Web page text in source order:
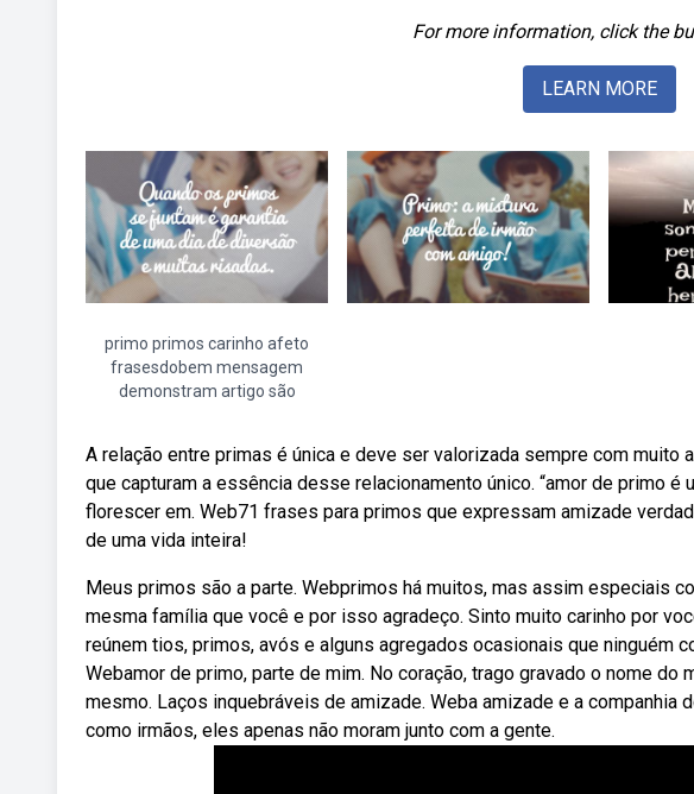
For more information, click the
LEARN MORE
primo primos carinho afeto
frasesdobem mensagem
demonstram artigo são
A relação entre primas é única e deve ser valorizada sempre com muito
que capturam a essência desse relacionamento único. “amor de primo é
florescer em. Web71 frases para primos que expressam amizade
de uma vida inteira!
Meus primos são a parte. Webprimos há muitos, mas assim especiais
mesma família que você e por isso agradeço. Sinto muito carinho por
reúnem tios, primos, avós e alguns agregados ocasionais que ninguém
Webamor de primo, parte de mim. No coração, trago gravado o nome do
mesmo. Laços inquebráveis de amizade. Weba amizade e a
como irmãos, eles apenas não moram junto com a gente.